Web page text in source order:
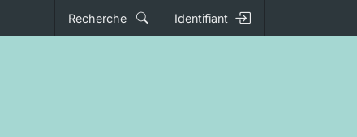
Recherche Identifiant